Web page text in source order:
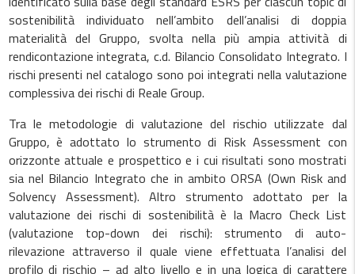
sostenibilità individuato nell’ambito dell’analisi di doppia
materialità del Gruppo, svolta nella più ampia attività di
rendicontazione integrata, c.d. Bilancio Consolidato Integrato. I
rischi presenti nel catalogo sono poi integrati nella valutazione
complessiva dei rischi di Reale Group.
Tra le metodologie di valutazione del rischio utilizzate dal
Gruppo, è adottato lo strumento di Risk Assessment con
orizzonte attuale e prospettico e i cui risultati sono mostrati
sia nel Bilancio Integrato che in ambito ORSA (Own Risk and
Solvency Assessment). Altro strumento adottato per la
valutazione dei rischi di sostenibilità è la Macro Check List
(valutazione top-down dei rischi): strumento di auto-
rilevazione attraverso il quale viene effettuata l’analisi del
profilo di rischio – ad alto livello e in una logica di carattere